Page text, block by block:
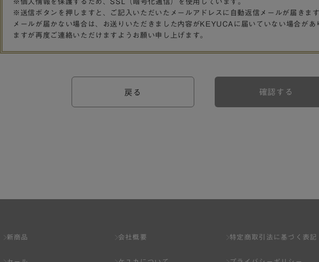
※個人情報を保護するため、SSL（暗号化通信）を使用しています。
※送信ボタンを押しますと、ご記入いただいたメールアドレスに自動返信メールが届きま
メールが届かない場合は、お送りいただきました内容がKEYUCAに届いていない場合があ
ますが再度ご連絡いただけますようお願い申し上げます。
戻る 確認する
新商品 会社概要 特定商取引法に基づく表記